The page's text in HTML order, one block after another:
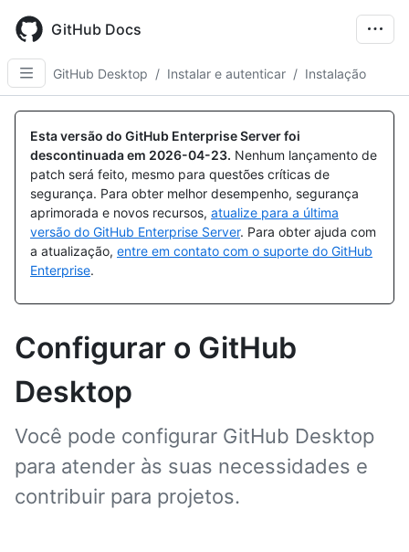
main
content
GitHub Docs
GitHub Desktop / Instalar e autenticar / Instalação
Esta versão do GitHub Enterprise Server foi
descontinuada em 2026-04-23. Nenhum lançamento de
patch será feito, mesmo para questões críticas de
segurança. Para obter melhor desempenho, segurança
aprimorada e novos recursos, atualize para a última
versão do GitHub Enterprise Server. Para obter ajuda com
a atualização, entre em contato com o suporte do GitHub
Enterprise.
Configurar o GitHub
Desktop
Você pode configurar GitHub Desktop
para atender às suas necessidades e
contribuir para projetos.